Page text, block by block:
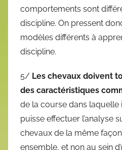
comportements sont
discipline. On pressent
modèles différents à
discipline.
5/ Les chevaux doivent
des caractéristiques
de la course dans laquelle
puisse effectuer l’analyse
chevaux de la même
ensemble, et non au sein